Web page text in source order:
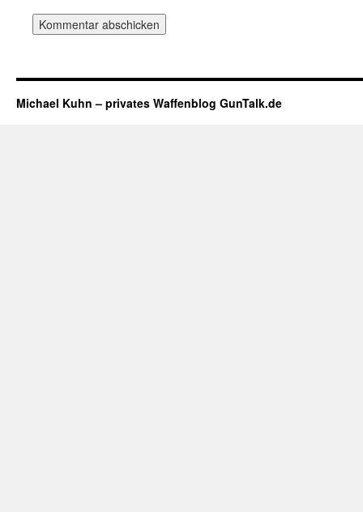
Michael Kuhn – privates Waffenblog GunTalk.de